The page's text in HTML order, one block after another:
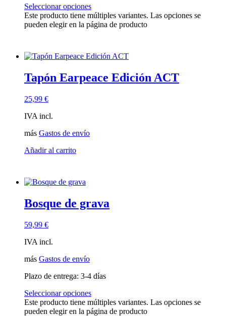
Seleccionar opciones
Este producto tiene múltiples variantes. Las opciones se
pueden elegir en la página de producto
Tapón Earpeace Edición ACT
25,99 €
IVA incl.
más Gastos de envío
Añadir al carrito
Bosque de grava
59,99 €
IVA incl.
más Gastos de envío
Plazo de entrega: 3-4 días
Seleccionar opciones
Este producto tiene múltiples variantes. Las opciones se
pueden elegir en la página de producto